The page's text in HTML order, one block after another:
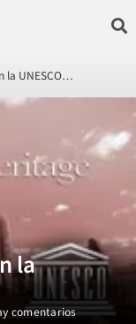
la UNESCO…
la
comentarios